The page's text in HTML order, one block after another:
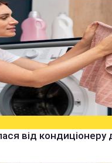
від кондиціонеру